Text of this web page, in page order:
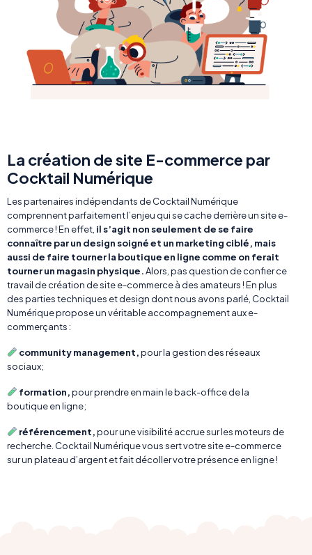
La création de site E-commerce par
Cocktail Numérique
Les partenaires indépendants de Cocktail Numérique
comprennent parfaitement l’enjeu qui se cache derrière un site e-
commerce ! En effet, il s’agit non seulement de se faire
connaître par un design soigné et un marketing ciblé, mais
aussi de faire tourner la boutique en ligne comme on ferait
tourner un magasin physique.Alors, pas question de confier ce
travail de création de site e-commerce à des amateurs ! En plus
des parties techniques et design dont nous avons parlé, Cocktail
Numérique propose un véritable accompagnement aux e-
commerçants :
community management,pour la gestion des réseaux
sociaux;
formation,pour prendre en main le back-office de la
boutique en ligne;
référencement,pour une visibilité accrue sur les moteurs de
recherche. Cocktail Numérique vous sert votre site e-commerce
sur un plateau d’argent et fait décoller votre présence en ligne !